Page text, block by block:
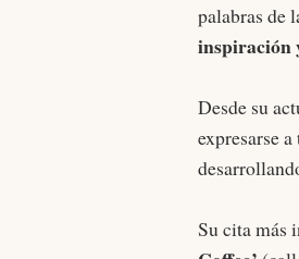
palabras de
inspiración
Desde su
expresarse
Su cita más